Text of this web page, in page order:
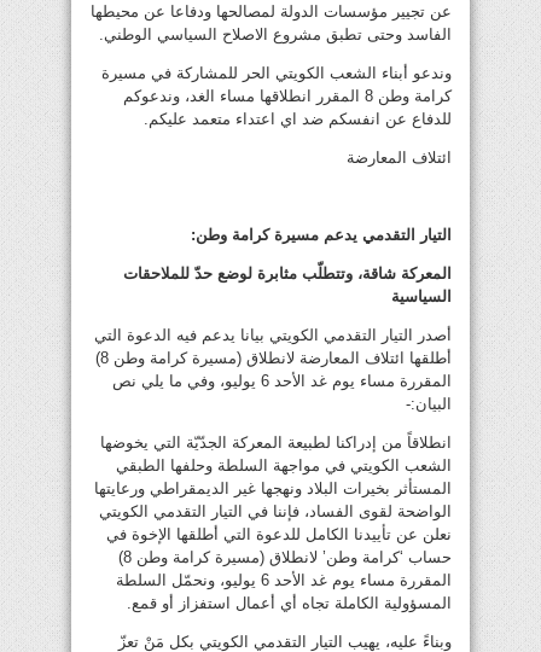
عن تجيير مؤسسات الدولة لمصالحها ودفاعا عن محيطها
الفاسد وحتى تطبق مشروع الاصلاح السياسي الوطني.
وندعو أبناء الشعب الكويتي الحر للمشاركة في مسيرة
كرامة وطن 8 المقرر انطلاقها مساء الغد، وندعوكم
للدفاع عن انفسكم ضد اي اعتداء متعمد عليكم.
ائتلاف المعارضة
التيار التقدمي يدعم مسيرة كرامة وطن:
المعركة شاقة، وتتطلّب مثابرة لوضع حدّ للملاحقات
السياسية
أصدر التيار التقدمي الكويتي بيانا يدعم فيه الدعوة التي
أطلقها ائتلاف المعارضة لانطلاق (مسيرة كرامة وطن 8)
المقررة مساء يوم غد الأحد 6 يوليو، وفي ما يلي نص
البيان:-
انطلاقاً من إدراكنا لطبيعة المعركة الجدّيّة التي يخوضها
الشعب الكويتي في مواجهة السلطة وحلفها الطبقي
المستأثر بخيرات البلاد ونهجها غير الديمقراطي ورعايتها
الواضحة لقوى الفساد، فإننا في التيار التقدمي الكويتي
نعلن عن تأييدنا الكامل للدعوة التي أطلقها الإخوة في
حساب ‘كرامة وطن’ لانطلاق (مسيرة كرامة وطن 8)
المقررة مساء يوم غد الأحد 6 يوليو، ونحمّل السلطة
المسؤولية الكاملة تجاه أي أعمال استفزاز أو قمع.
وبناءً عليه، يهيب التيار التقدمي الكويتي بكل مَنْ تعزّ